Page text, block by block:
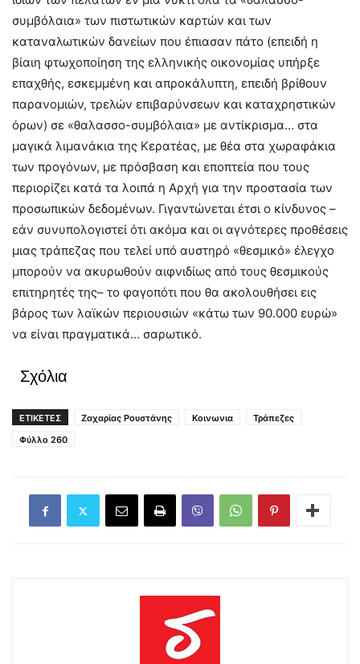
συμβόλαια» των πιστωτικών καρτών και των
καταναλωτικών δανείων που έπιασαν πάτο (επειδή η
βίαιη φτωχοποίηση της ελληνικής οικονομίας υπήρξε
επαχθής, εσκεμμένη και απροκάλυπτη, επειδή βρίθουν
παρανομιών, τρελών επιβαρύνσεων και καταχρηστικών
όρων) σε «θαλασσο-συμβόλαια» με αντίκρισμα… στα
μαγικά λιμανάκια της Κερατέας, με θέα στα χωραφάκια
των προγόνων, με πρόσβαση και εποπτεία που τους
περιορίζει κατά τα λοιπά η Αρχή για την προστασία των
προσωπικών δεδομένων. Γιγαντώνεται έτσι ο κίνδυνος –
εάν συνυπολογιστεί ότι ακόμα και οι αγνότερες προθέσεις
μιας τράπεζας που τελεί υπό αυστηρό «θεσμικό» έλεγχο
μπορούν να ακυρωθούν αιφνιδίως από τους θεσμικούς
επιτηρητές της– το φαγοπότι που θα ακολουθήσει εις
βάρος των λαϊκών περιουσιών «κάτω των 90.000 ευρώ»
να είναι πραγματικά… σαρωτικό.
Σχόλια
ΕΤΙΚΕΤΕΣ Ζαχαρίας Ρουστάνης Κοινωνια
Τράπεζες
Φύλλο 260